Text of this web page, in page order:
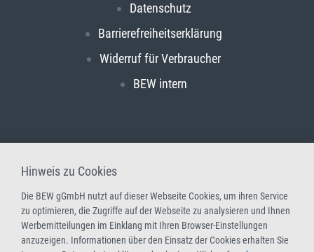
Datenschutz
Barrierefreiheitserklärung
Widerruf für Verbraucher
BEW intern
Hinweis zu Cookies
Die BEW gGmbH nutzt auf dieser Webseite Cookies, um ihren Service
zu optimieren, die Zugriffe auf der Webseite zu analysieren und Ihnen
Werbemitteilungen im Einklang mit Ihren Browser-Einstellungen
anzuzeigen. Informationen über den Einsatz der Cookies erhalten Sie